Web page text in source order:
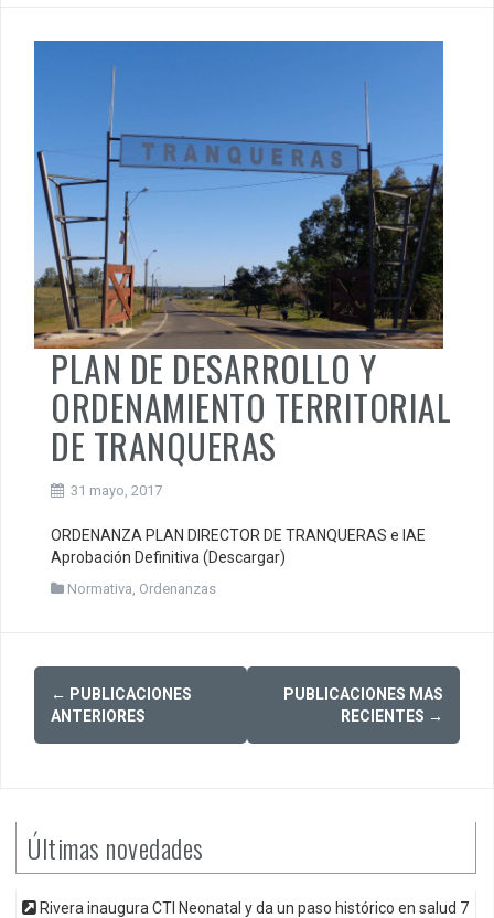
PLAN DE DESARROLLO Y
ORDENAMIENTO TERRITORIAL
DE TRANQUERAS
31 mayo, 2017
ORDENANZA PLAN DIRECTOR DE TRANQUERAS e IAE
Aprobación Definitiva (Descargar)
Normativa Ordenanzas
Posts
navigation
← PUBLICACIONES
ANTERIORES
PUBLICACIONES MAS
RECIENTES →
Últimas novedades
Rivera inaugura CTI Neonatal y da un paso histórico en salud 7